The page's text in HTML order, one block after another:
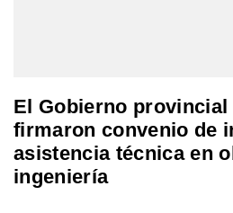
El Gobierno provincial
firmaron convenio de
asistencia técnica en
ingeniería